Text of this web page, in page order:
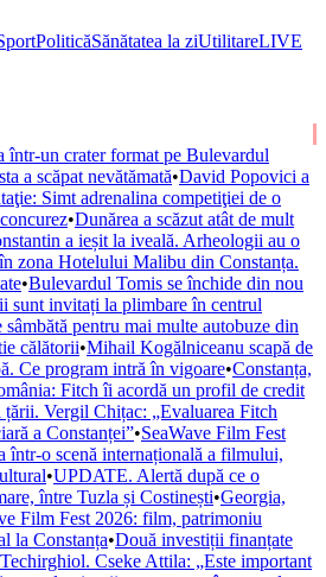
PoliticăSănătatea la ziUtilitareLIVE
într-un crater format pe Bulevardul
a scăpat nevătămată•David Popovici a
Simt adrenalina competiţiei de o
•Dunărea a scăzut atât de mult
a ieșit la iveală. Arheologii au o
zona Hotelului Malibu din Constanța.
•Bulevardul Tomis se închide din nou
sunt invitați la plimbare în centrul
sâmbătă pentru mai multe autobuze din
călătorii•Mihail Kogălniceanu scapă de
Ce program intră în vigoare•Constanța,
Fitch îi acordă un profil de credit
țării. Vergil Chițac: „Evaluarea Fitch
a Constanței”•SeaWave Film Fest
într-o scenă internațională a filmului,
•UPDATE. Alertă după ce o
între Tuzla și Costinești•Georgia,
Film Fest 2026: film, patrimoniu
la Constanța•Două investiții finanțate
Cseke Attila: „Este important